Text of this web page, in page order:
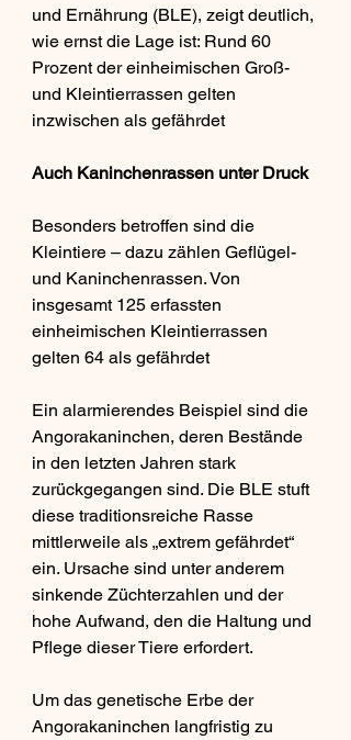
und Ernährung (BLE), zeigt deutlich,
wie ernst die Lage ist: Rund 60
Prozent der einheimischen Groß-
und Kleintierrassen gelten
inzwischen als gefährdet
Auch Kaninchenrassen unter Druck
Besonders betroffen sind die
Kleintiere – dazu zählen Geflügel-
und Kaninchenrassen. Von
insgesamt 125 erfassten
einheimischen Kleintierrassen
gelten 64 als gefährdet
Ein alarmierendes Beispiel sind die
Angorakaninchen, deren Bestände
in den letzten Jahren stark
zurückgegangen sind. Die BLE stuft
diese traditionsreiche Rasse
mittlerweile als „extrem gefährdet“
ein. Ursache sind unter anderem
sinkende Züchterzahlen und der
hohe Aufwand, den die Haltung und
Pflege dieser Tiere erfordert.
Um das genetische Erbe der
Angorakaninchen langfristig zu